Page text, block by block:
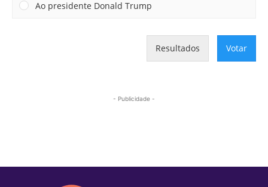
Ao presidente Donald Trump
Resultados Votar
- Publicidade -